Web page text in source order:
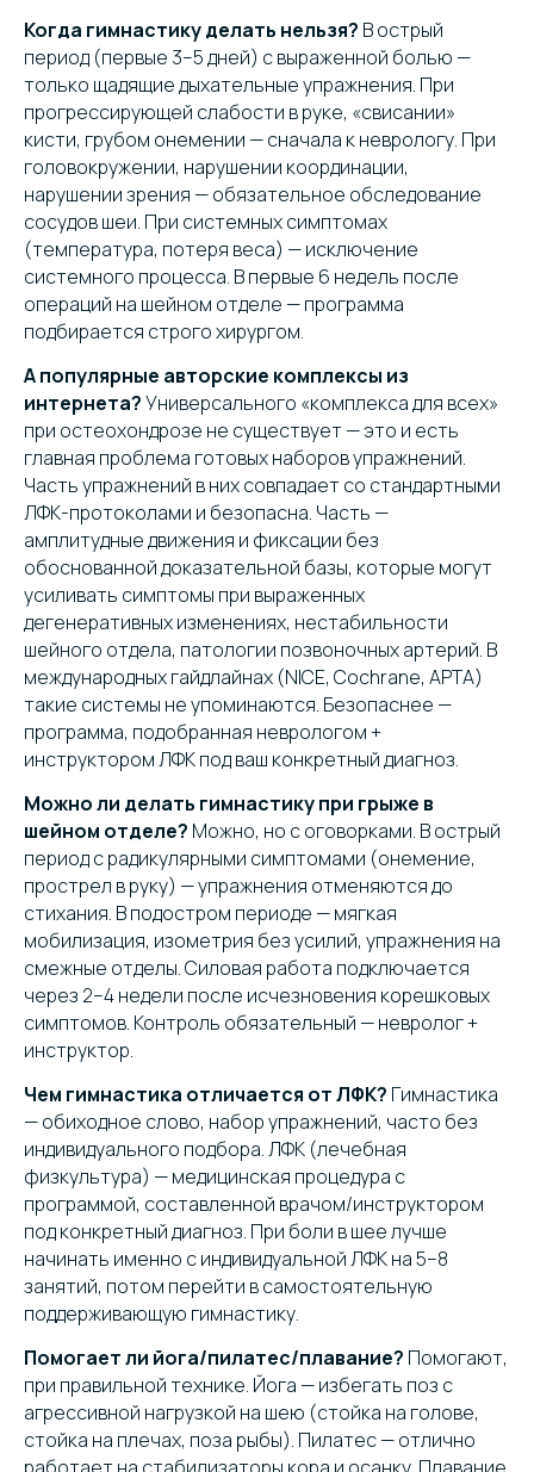
Когда гимнастику делать нельзя? В острый
период (первые 3–5 дней) с выраженной болью —
только щадящие дыхательные упражнения. При
прогрессирующей слабости в руке, «свисании»
кисти, грубом онемении — сначала к неврологу. При
головокружении, нарушении координации,
нарушении зрения — обязательное обследование
сосудов шеи. При системных симптомах
(температура, потеря веса) — исключение
системного процесса. В первые 6 недель после
операций на шейном отделе — программа
подбирается строго хирургом.
А популярные авторские комплексы из
интернета?Универсального «комплекса для всех»
при остеохондрозе не существует — это и есть
главная проблема готовых наборов упражнений.
Часть упражнений в них совпадает со стандартными
ЛФК-протоколами и безопасна. Часть —
амплитудные движения и фиксации без
обоснованной доказательной базы, которые могут
усиливать симптомы при выраженных
дегенеративных изменениях, нестабильности
шейного отдела, патологии позвоночных артерий. В
международных гайдлайнах (NICE, Cochrane, APTA)
такие системы не упоминаются. Безопаснее —
программа, подобранная неврологом +
инструктором ЛФК под ваш конкретный диагноз.
Можно ли делать гимнастику при грыже в
шейном отделе? Можно, но с оговорками. В острый
период с радикулярными симптомами (онемение,
прострел в руку) — упражнения отменяются до
стихания. В подостром периоде — мягкая
мобилизация, изометрия без усилий, упражнения на
смежные отделы. Силовая работа подключается
через 2–4 недели после исчезновения корешковых
симптомов. Контроль обязательный — невролог +
инструктор.
Чем гимнастика отличается от ЛФК? Гимнастика
— обиходное слово, набор упражнений, часто без
индивидуального подбора. ЛФК (лечебная
физкультура) — медицинская процедура с
программой, составленной врачом/инструктором
под конкретный диагноз. При боли в шее лучше
начинать именно с индивидуальной ЛФК на 5–8
занятий, потом перейти в самостоятельную
поддерживающую гимнастику.
Помогает ли йога/пилатес/плавание? Помогают,
при правильной технике. Йога — избегать поз с
агрессивной нагрузкой на шею (стойка на голове,
стойка на плечах, поза рыбы). Пилатес — отлично